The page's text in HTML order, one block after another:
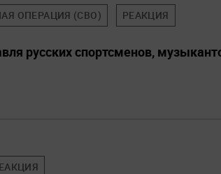
ОПЕРАЦИЯ (СВО) РЕАКЦИЯ
русских спортсменов,